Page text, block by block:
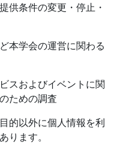
供条件の変更・停止・
本学会の運営に関わる
スおよびイベントに関
ための調査
的以外に個人情報を利
ります。